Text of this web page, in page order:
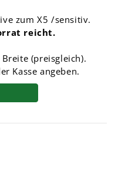
zum X5 /sensitiv.
reicht.
(preisgleich).
Kasse angeben.